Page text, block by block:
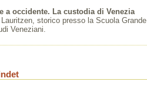
a occidente. La custodia di Venezia
storico presso la Scuola
Veneziani.